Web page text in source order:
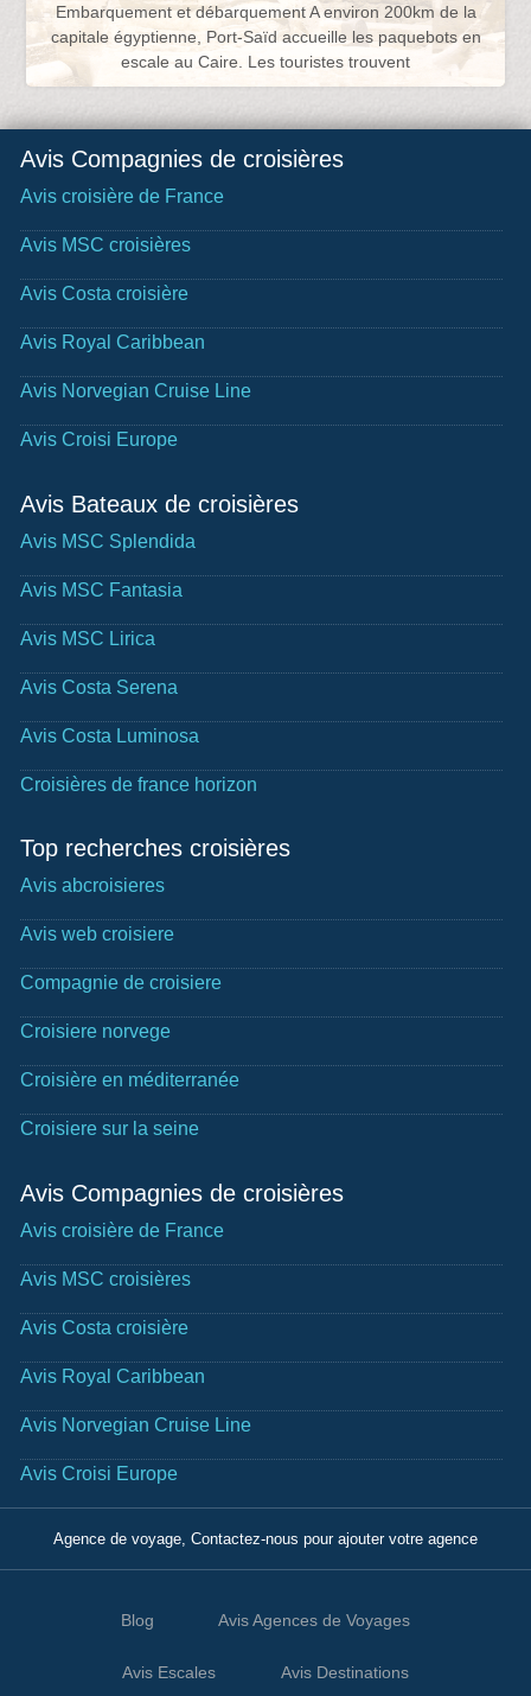
Embarquement et débarquement A environ 200km de la
capitale égyptienne, Port-Saïd accueille les paquebots en
escale au Caire. Les touristes trouvent
Avis Compagnies de croisières
Avis croisière de France
Avis MSC croisières
Avis Costa croisière
Avis Royal Caribbean
Avis Norvegian Cruise Line
Avis Croisi Europe
Avis Bateaux de croisières
Avis MSC Splendida
Avis MSC Fantasia
Avis MSC Lirica
Avis Costa Serena
Avis Costa Luminosa
Croisières de france horizon
Top recherches croisières
Avis abcroisieres
Avis web croisiere
Compagnie de croisiere
Croisiere norvege
Croisière en méditerranée
Croisiere sur la seine
Avis Compagnies de croisières
Avis croisière de France
Avis MSC croisières
Avis Costa croisière
Avis Royal Caribbean
Avis Norvegian Cruise Line
Avis Croisi Europe
Agence de voyage, Contactez-nous pour ajouter votre agence
Blog Avis Agences de Voyages
Avis Escales Avis Destinations